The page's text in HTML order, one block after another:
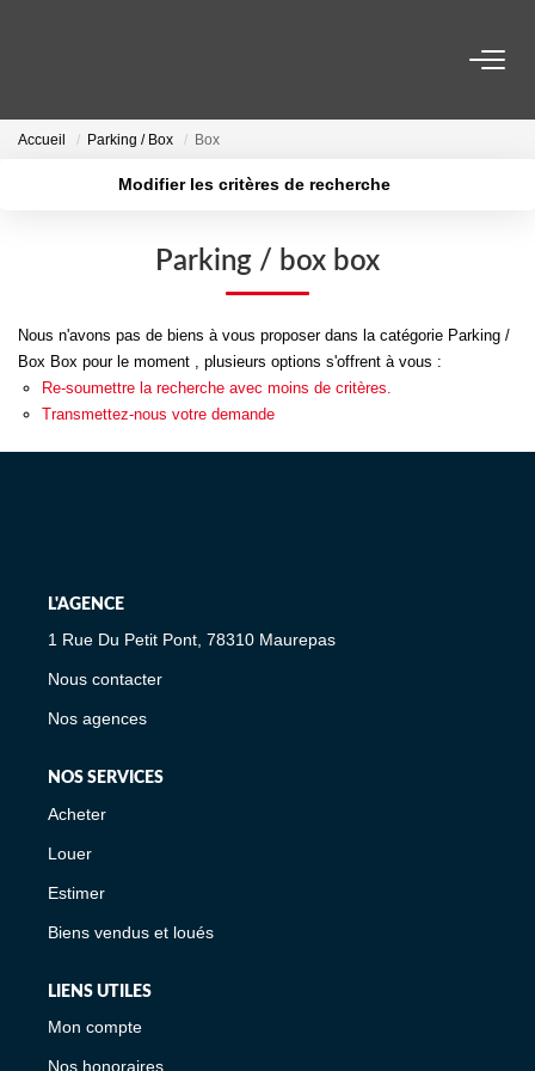
VENTES
LOCATIONS
ESTIMATION
NOS AGENCES
ACTUALITÉS
Accueil Parking / Box Box
Modifier les critères de recherche
Créer une alerte
Parking / box box
Nous n'avons pas de biens à vous proposer dans la catégorie Parking /
Box Box pour le moment , plusieurs options s'offrent à vous :
Re-soumettre la recherche avec moins de critères.
Transmettez-nous votre demande
L'AGENCE
1 Rue Du Petit Pont, 78310 Maurepas
Nous contacter
Nos agences
NOS SERVICES
Acheter
Louer
Estimer
Biens vendus et loués
LIENS UTILES
Mon compte
Nos honoraires